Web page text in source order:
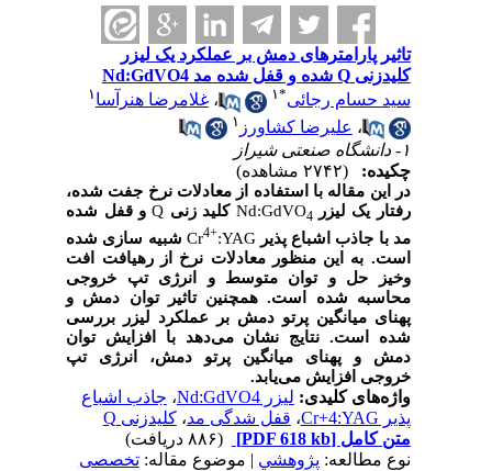
تاثیر پارامترهای دمش بر عملکرد یک لیزر
کلیدزنی Q شده و قفل شده مد Nd:GdVO4
سید حسام رجائی
۱ ،غلامرضا هنرآسا
،علیرضا کشاورز ۱
چکیده:
در این مقاله با استفاده از معادلات نرخ جفت شده،
رفتار یک لیزر
Nd:GdVO 4 کلید زنیQ و قفل شده
مد با جاذب اشباع پذیر
Cr4+:YAG
شبیه سازی شده
است. به این منظور معادلات نرخ از رهیافت افت
وخیز حل و توان متوسط و انرژی تپ خروجی
محاسبه شده است. همچنین تاثیر توان دمش و
پهنای میانگین پرتو دمش بر عملکرد لیزر بررسی
شده است. نتایج نشان می‌دهد با افزایش توان
دمش و پهنای میانگین پرتو دمش، انرژی تپ
خروجی افزایش می‌یابد.
واژه‌های کلیدی:لیزر Nd:GdVO4 ،جاذب اشباع
پذیر Cr+4:YAG
،قفل شدگی مد،کلیدزنی Q
متن کامل[PDF 618 kb]
نوع مطالعه:پژوهشي| موضوع مقاله:تخصصی